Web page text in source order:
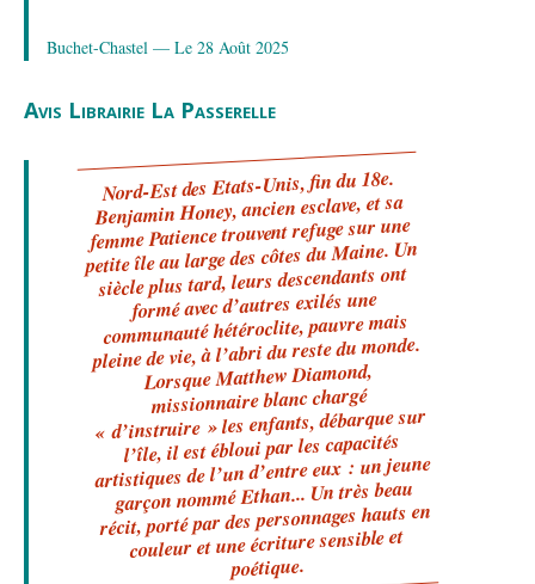
Buchet-Chastel — Le 28 Août 2025
Avis Librairie La Passerelle
Nord-Est des Etats-Unis, fin du 18e.
Benjamin Honey, ancien esclave, et sa
femme Patience trouvent refuge sur une
petite île au large des côtes du Maine. Un
siècle plus tard, leurs descendants ont
formé avec d’autres exilés une
communauté hétéroclite, pauvre mais
pleine de vie, à l’abri du reste du monde.
Lorsque Matthew Diamond,
missionnaire blanc chargé
«d’instruire» les enfants, débarque sur
l’île, il est ébloui par les capacités
artistiques de l’un d’entre eux : un jeune
garçon nommé Ethan... Un très beau
récit, porté par des personnages hauts en
couleur et une écriture sensible et
poétique.